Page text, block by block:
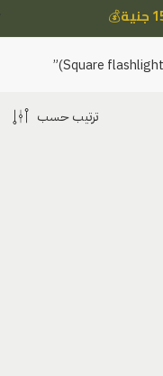
💰
ترتيب حسب